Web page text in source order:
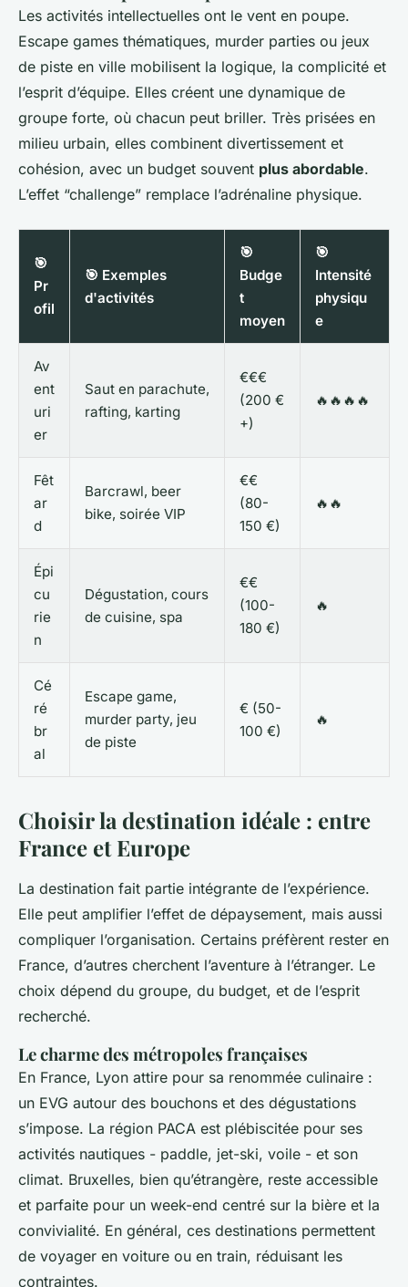
Les activités intellectuelles ont le vent en poupe.
Escape games thématiques, murder parties ou jeux
de piste en ville mobilisent la logique, la complicité et
l’esprit d’équipe. Elles créent une dynamique de
groupe forte, où chacun peut briller. Très prisées en
milieu urbain, elles combinent divertissement et
cohésion, avec un budget souvent plus abordable.
L’effet “challenge” remplace l’adrénaline physique.
🎯
Pr
ofil
🎯 Exemples
d'activités
🎯
Budge
t
moyen
🎯
Intensité
physiqu
e
Av
ent
uri
er
Saut en parachute,
rafting, karting
€€€
(200 €
+)
🔥🔥🔥🔥
Fêt
ar
d
Barcrawl, beer
bike, soirée VIP
€€
(80-
150 €)
🔥🔥
Épi
cu
rie
n
Dégustation, cours
de cuisine, spa
€€
(100-
180 €)
🔥
Cé
ré
br
al
Escape game,
murder party, jeu
de piste
€ (50-
100 €)
🔥
Choisir la destination idéale : entre
France et Europe
La destination fait partie intégrante de l’expérience.
Elle peut amplifier l’effet de dépaysement, mais aussi
compliquer l’organisation. Certains préfèrent rester en
France, d’autres cherchent l’aventure à l’étranger. Le
choix dépend du groupe, du budget, et de l’esprit
recherché.
Le charme des métropoles françaises
En France, Lyon attire pour sa renommée culinaire :
un EVG autour des bouchons et des dégustations
s’impose. La région PACA est plébiscitée pour ses
activités nautiques - paddle, jet-ski, voile - et son
climat. Bruxelles, bien qu’étrangère, reste accessible
et parfaite pour un week-end centré sur la bière et la
convivialité. En général, ces destinations permettent
de voyager en voiture ou en train, réduisant les
contraintes.